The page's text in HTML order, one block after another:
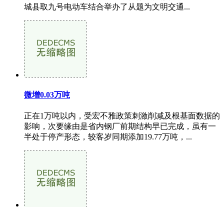
城县取九号电动车结合举办了从题为文明交通...
微增0.03万吨
正在1万吨以内，受宏不雅政策刺激削减及根基面数据的
影响，次要缘由是省内钢厂前期结构早已完成，虽有一
半处于停产形态，较客岁同期添加19.77万吨，...